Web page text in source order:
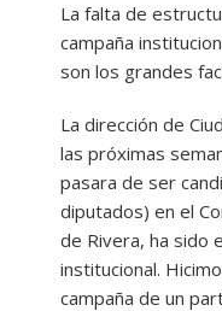
La falta de
campaña
son los grandes
La dirección de
las próximas
pasara de ser
diputados) en el
de Rivera, ha sido
institucional.
campaña de un